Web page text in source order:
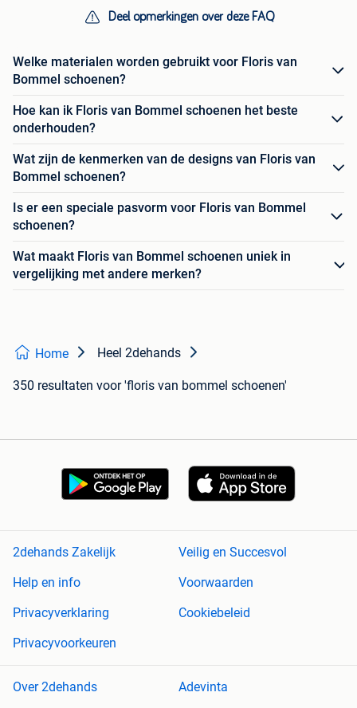
Deel opmerkingen over deze FAQ
Welke materialen worden gebruikt voor Floris van
Bommel schoenen?
Hoe kan ik Floris van Bommel schoenen het beste
onderhouden?
Wat zijn de kenmerken van de designs van Floris van
Bommel schoenen?
Is er een speciale pasvorm voor Floris van Bommel
schoenen?
Wat maakt Floris van Bommel schoenen uniek in
vergelijking met andere merken?
Home Heel 2dehands
350 resultaten voor 'floris van bommel schoenen'
2dehands Zakelijk
Veilig en Succesvol
Help en info
Voorwaarden
Privacyverklaring
Cookiebeleid
Privacyvoorkeuren
Over 2dehands Adevinta